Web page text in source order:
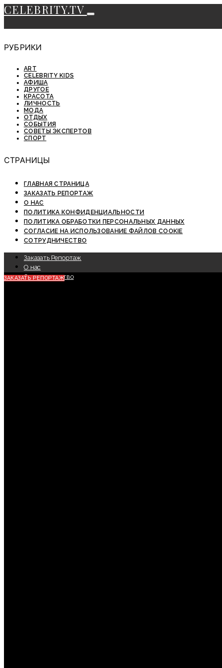
CELEBRITY.TV
РУБРИКИ
ART
CELEBRITY KIDS
АФИША
ДРУГОЕ
КРАСОТА
ЛИЧНОСТЬ
МОДА
ОТДЫХ
СОБЫТИЯ
СОВЕТЫ ЭКСПЕРТОВ
СПОРТ
СТРАНИЦЫ
ГЛАВНАЯ СТРАНИЦА
ЗАКАЗАТЬ РЕПОРТАЖ
О НАС
ПОЛИТИКА КОНФИДЕНЦИАЛЬНОСТИ
ПОЛИТИКА ОБРАБОТКИ ПЕРСОНАЛЬНЫХ ДАННЫХ
СОГЛАСИЕ НА ИСПОЛЬЗОВАНИЕ ФАЙЛОВ COOKIE
СОТРУДНИЧЕСТВО
Заказать Репортаж
О нас
Сотрудничество
ЗАКАЗАТЬ РЕПОРТАЖ